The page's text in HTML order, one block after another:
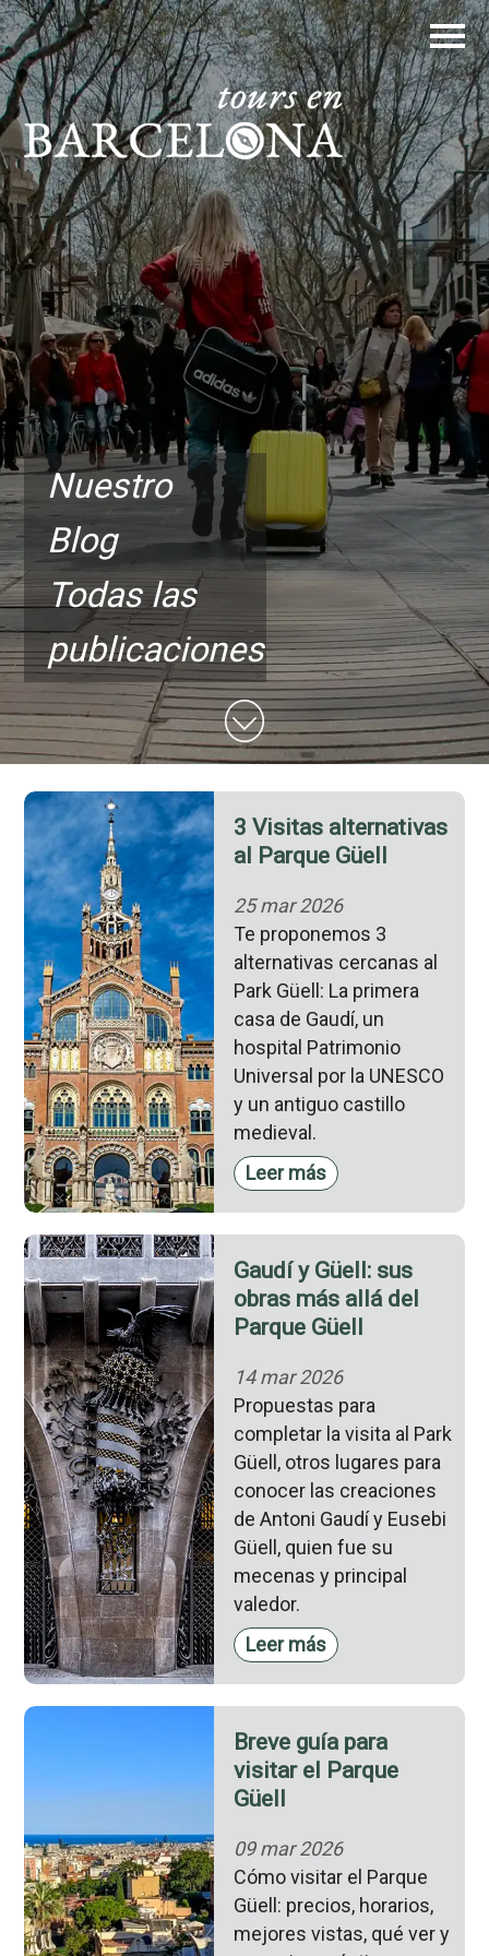
Nuestro
Blog
Todas las
publicaciones
3 Visitas alternativas
al Parque Güell
25 mar 2026
Te proponemos 3
alternativas cercanas al
Park Güell: La primera
casa de Gaudí, un
hospital Patrimonio
Universal por la UNESCO
y un antiguo castillo
medieval.
Leer más
Gaudí y Güell: sus
obras más allá del
Parque Güell
14 mar 2026
Propuestas para
completar la visita al Park
Güell, otros lugares para
conocer las creaciones
de Antoni Gaudí y Eusebi
Güell, quien fue su
mecenas y principal
valedor.
Leer más
Breve guía para
visitar el Parque
Güell
09 mar 2026
Cómo visitar el Parque
Güell: precios, horarios,
mejores vistas, qué ver y